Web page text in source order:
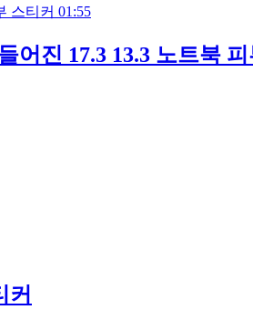
01:55
진 17.3 13.3 노트북 피
커